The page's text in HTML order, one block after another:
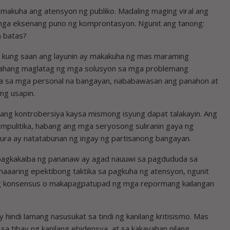
ang atensyon ng publiko. Madaling maging viral ang
eksenang puno ng komprontasyon. Ngunit ang tanong:
batas?
saan ang layunin ay makakuha ng mas maraming
maglatag ng mga solusyon sa mga problemang
mga personal na bangayan, nababawasan ang panahon at
usapin.
kontrobersiya kaysa mismong isyung dapat talakayin. Ang
habang ang mga seryosong suliranin gaya ng
ay natatabunan ng ingay ng partisanong bangayan.
ng pananaw ay agad nauuwi sa pagdududa sa
epektibong taktika sa pagkuha ng atensyon, ngunit
o makapagpatupad ng mga repormang kailangan
lamang nasusukat sa tindi ng kanilang kritisismo. Mas